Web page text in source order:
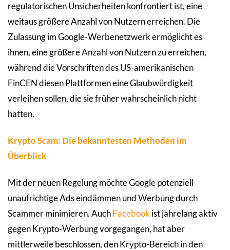
regulatorischen Unsicherheiten konfrontiert ist, eine
weitaus größere Anzahl von Nutzern erreichen. Die
Zulassung im Google-Werbenetzwerk ermöglicht es
ihnen, eine größere Anzahl von Nutzern zu erreichen,
während die Vorschriften des US-amerikanischen
FinCEN diesen Plattformen eine Glaubwürdigkeit
verleihen sollen, die sie früher wahrscheinlich nicht
hatten.
Krypto Scam: Die bekanntesten Methoden im
Überblick
Mit der neuen Regelung möchte Google potenziell
unaufrichtige Ads eindämmen und Werbung durch
Scammer minimieren. AuchFacebookist jahrelang aktiv
gegen Krypto-Werbung vorgegangen, hat aber
mittlerweile beschlossen, den Krypto-Bereich in den